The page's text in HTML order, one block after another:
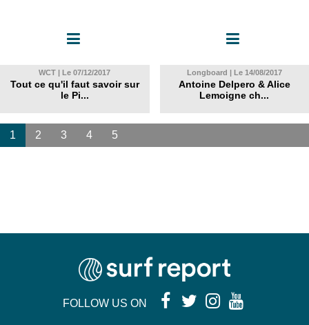
WCT | Le 07/12/2017
Tout ce qu'il faut savoir sur
le Pi...
Longboard | Le 14/08/2017
Antoine Delpero & Alice
Lemoigne ch...
1 2 3 4 5
FOLLOW US ON